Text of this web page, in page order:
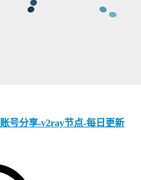
号分享-v2ray节点-每日更新